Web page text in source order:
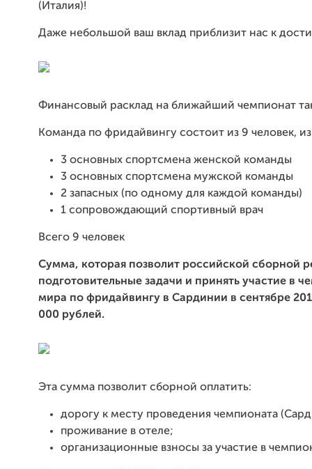
(Италия)!
Даже небольшой ваш вклад приблизит нас к
Финансовый расклад на ближайший чемпионат
Команда по фридайвингу состоит из 9 человек,
3 основных спортсмена женской команды
3 основных спортсмена мужской команды
2 запасных (по одному для каждой команды)
1 сопровождающий спортивный врач
Всего 9 человек
Сумма, которая позволит российской сборной
подготовительные задачи и принять участие в
мира по фридайвингу в Сардинии в сентябре
000 рублей.
Эта сумма позволит сборной оплатить:
дорогу к месту проведения чемпионата
проживание в отеле;
организационные взносы за участие в